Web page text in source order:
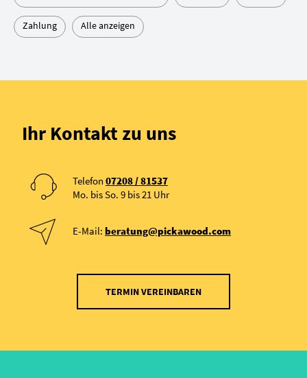
Zahlung Alle anzeigen
Ihr Kontakt zu uns
Telefon 07208 / 81537
Mo. bis So. 9 bis 21 Uhr
E-Mail: beratung@pickawood.com
TERMIN VEREINBAREN